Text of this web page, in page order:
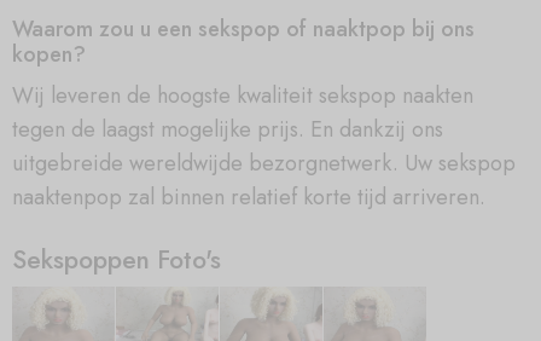
Waarom zou u een sekspop of naaktpop bij ons
kopen?
Wij leveren de hoogste kwaliteit sekspop naakten
tegen de laagst mogelijke prijs. En dankzij ons
uitgebreide wereldwijde bezorgnetwerk. Uw sekspop
naaktenpop zal binnen relatief korte tijd arriveren.
Sekspoppen Foto's